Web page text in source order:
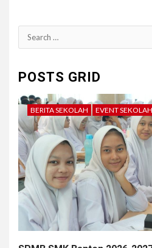
Search
for:
POSTS GRID
BERITA SEKOLAH EVENT SEKOLAH